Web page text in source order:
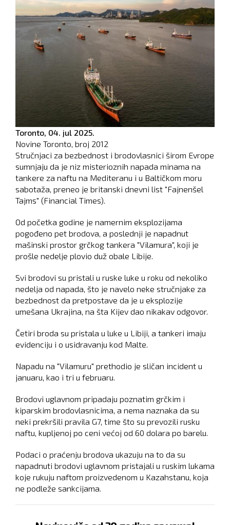
Toronto, 04. jul 2025.
Novine Toronto, broj 2012
Stručnjaci za bezbednost i brodovlasnici širom Evrope
sumnjaju da je niz misterioznih napada minama na
tankere za naftu na Mediteranu i u Baltičkom moru
sabotaža, preneo je britanski dnevni list "Fajnenšel
Tajms" (Financial Times).
Od početka godine je namernim eksplozijama
pogođeno pet brodova, a poslednji je napadnut
mašinski prostor grčkog tankera "Vilamura", koji je
prošle nedelje plovio duž obale Libije.
Svi brodovi su pristali u ruske luke u roku od nekoliko
nedelja od napada, što je navelo neke stručnjake za
bezbednost da pretpostave da je u eksplozije
umešana Ukrajina, na šta Kijev dao nikakav odgovor.
Četiri broda su pristala u luke u Libiji, a tankeri imaju
evidenciju i o usidravanju kod Malte.
Napadu na "Vilamuru" prethodio je sličan incident u
januaru, kao i tri u februaru.
Brodovi uglavnom pripadaju poznatim grčkim i
kiparskim brodovlasnicima, a nema naznaka da su
neki prekršili pravila G7, time što su prevozili rusku
naftu, kupljenoj po ceni većoj od 60 dolara po barelu.
Podaci o praćenju brodova ukazuju na to da su
napadnuti brodovi uglavnom pristajali u ruskim lukama
koje rukuju naftom proizvedenom u Kazahstanu, koja
ne podleže sankcijama.